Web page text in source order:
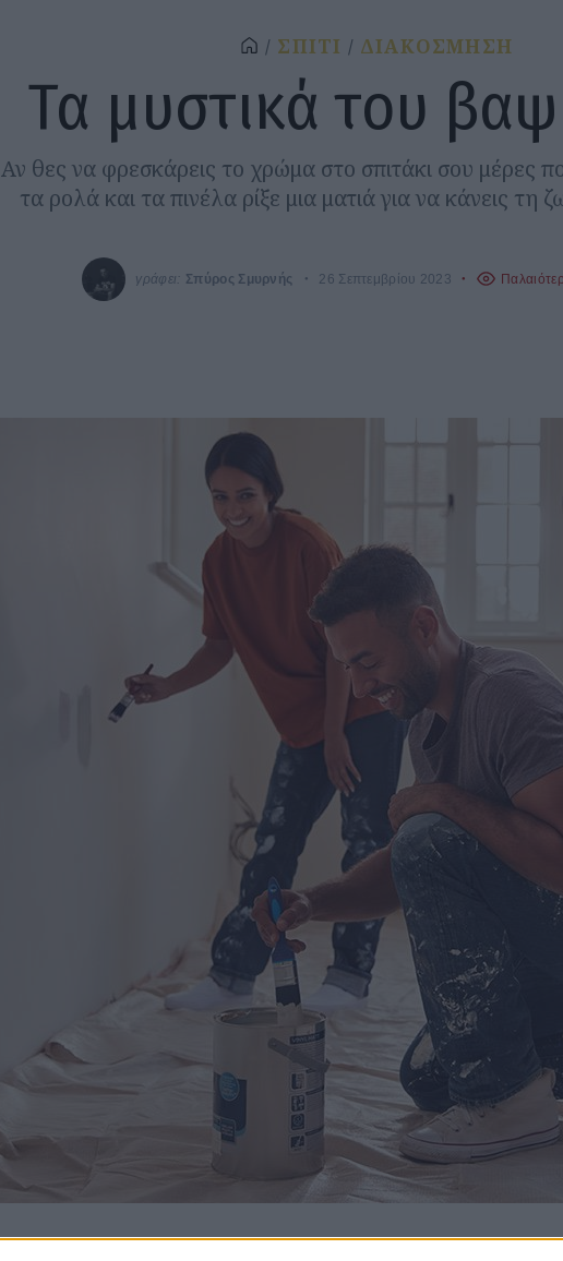
ΣΠΙΤΙ ΔΙΑΚΟΣΜΗΣΗ
Τα μυστικά του
Αν θες να φρεσκάρεις το χρώμα στο σπιτάκι σου μέρες
τα ρολά και τα πινέλα ρίξε μια ματιά για να κάνεις τη
γράφει: Σπύρος Σμυρνής 26 Σεπτεμβρίου 2023